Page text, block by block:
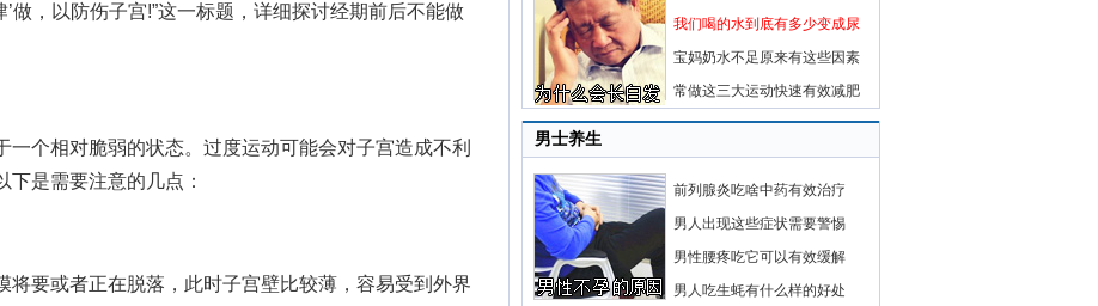
做，以防伤子宫!”这一标题，详细探讨经期前后不能做
个相对脆弱的状态。过度运动可能会对子宫造成不利
是需要注意的几点：
要或者正在脱落，此时子宫壁比较薄，容易受到外界
我们喝的水到底有多少变成尿
宝妈奶水不足原来有这些因素
常做这三大运动快速有效减肥
男士养生
前列腺炎吃啥中药有效治疗
男人出现这些症状需要警惕
男性腰疼吃它可以有效缓解
男人吃生蚝有什么样的好处